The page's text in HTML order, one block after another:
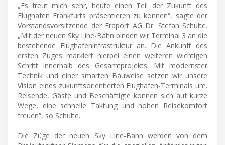
„Es freut mich sehr, heute einen Teil der Zukunft des
Flughafen Frankfurts präsentieren zu können“, sagte der
Vorstandsvorsitzende der Fraport AG Dr. Stefan Schulte.
„Mit der neuen Sky Line-Bahn binden wir Terminal 3 an die
bestehende Flughafeninfrastruktur an. Die Ankunft des
ersten Zuges markiert hierbei einen weiteren wichtigen
Schritt innerhalb des Gesamtprojekts. Mit modernster
Technik und einer smarten Bauweise setzen wir unsere
Vision eines zukunftsorientierten Flughafen-Terminals um.
Reisende, Gäste und Beschäftigte können sich auf kurze
Wege, eine schnelle Taktung und hohen Reisekomfort
freuen“, so Schulte.
Die Züge der neuen Sky Line-Bahn werden von dem